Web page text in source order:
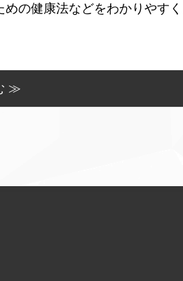
の健康法などをわかりやす
≫